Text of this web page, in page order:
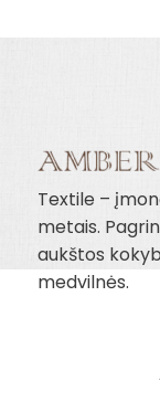
Textile –
metais.
aukštos
medvilnės.